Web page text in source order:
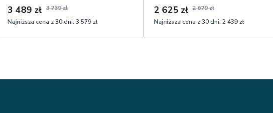
3 489 zł 3 739 zł
Najniższa cena z 30 dni: 3 579 zł
2 625 zł 2 679 zł
Najniższa cena z 30 dni: 2 439 zł